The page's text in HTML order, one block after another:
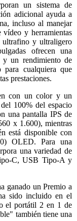
un sistema de
adicional ayuda a
incluso al manejar
vídeo y herramientas
ultrafino y ultraligero
ofrecen una
y un rendimiento de
cualquiera que
prestaciones.
con un color y un
100% del espacio
una pantalla IPS de
x 1.600), mientras
está disponible con
OLED. Para una
una variedad de
C, USB Tipo-A y
ganado un Premio a
sido incluido en el
el portátil 2 en 1 de
también tiene una